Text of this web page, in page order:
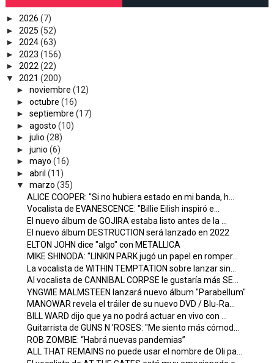
► 2026 (7)
► 2025 (52)
► 2024(63)
► 2023 (156)
► 2022 (22)
▼
2021 (200)
► noviembre (12)
► octubre (16)
► septiembre (17)
► agosto (10)
► julio (28)
► junio (6)
► mayo (16)
► abril (11)
▼
marzo (35)
ALICE COOPER: "Si no hubiera estado en mi banda, h...
Vocalista de EVANESCENCE: "Billie Eilish inspiró e...
El nuevo álbum de GOJIRA estaba listo antes de la ...
El nuevo álbum DESTRUCTION será lanzado en 2022
ELTON JOHN dice "algo" con METALLICA
MIKE SHINODA: "LINKIN PARK jugó un papel en romper...
La vocalista de WITHIN TEMPTATION sobre lanzar sin...
Al vocalista de CANNIBAL CORPSE le gustaría más SE...
YNGWIE MALMSTEEN lanzará nuevo álbum "Parabellum"
MANOWAR revela el tráiler de su nuevo DVD / Blu-Ra...
BILL WARD dijo que ya no podrá actuar en vivo con ...
Guitarrista de GUNS N 'ROSES: "Me siento más cómod...
ROB ZOMBIE: “Habrá nuevas pandemias”
ALL THAT REMAINS no puede usar el nombre de Oli pa...